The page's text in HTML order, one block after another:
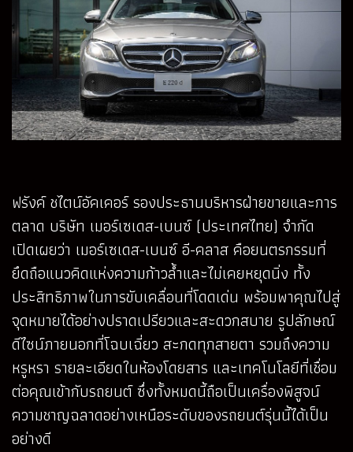
ฟรังค์ ชไตน์อัคเคอร์ รองประธานบริหารฝ่ายขายและการ
ตลาด บริษัท เมอร์เซเดส-เบนซ์ (ประเทศไทย) จำกัด
เปิดเผยว่า เมอร์เซเดส-เบนซ์ อี-คลาส คือยนตรกรรมที่
ยึดถือแนวคิดแห่งความก้าวล้ำและไม่เคยหยุดนิ่ง ทั้ง
ประสิทธิภาพในการขับเคลื่อนที่โดดเด่น พร้อมพาคุณไปสู่
จุดหมายได้อย่างปราดเปรียวและสะดวกสบาย รูปลักษณ์
ดีไซน์ภายนอกที่โฉบเฉี่ยว สะกดทุกสายตา รวมถึงความ
หรูหรา รายละเอียดในห้องโดยสาร และเทคโนโลยีที่เชื่อม
ต่อคุณเข้ากับรถยนต์ ซึ่งทั้งหมดนี้ถือเป็นเครื่องพิสูจน์
ความชาญฉลาดอย่างเหนือระดับของรถยนต์รุ่นนี้ได้เป็น
อย่างดี